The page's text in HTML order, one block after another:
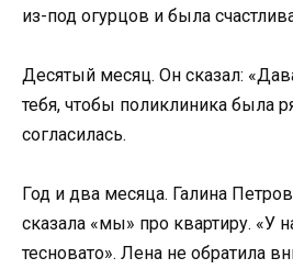
из-под огурцов и была
Десятый месяц. Он сказал:
тебя, чтобы поликлиника была
согласилась.
Год и два месяца. Галина
сказала «мы» про квартиру. «У
тесновато». Лена не обратила